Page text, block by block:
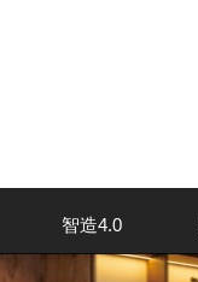
智造4.0